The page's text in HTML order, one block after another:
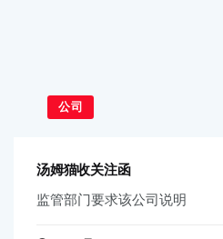
公司
汤姆猫收关注函
监管部门要求该公司说明